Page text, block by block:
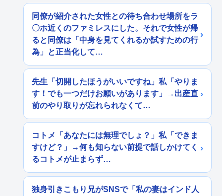
同僚が紹介された女性との待ち合わせ場所をラ
〇ホ近くのファミレスにした。それで女性が帰
ると同僚は「中身を見てくれるか試すための行
為」と正当化して…
先生「切開したほうがいいですね」私「やりま
す！でも一つだけお願いがあります」→出産直
前のやり取りが忘れられなくて…
コトメ「あなたには無理でしょ？」私「できま
すけど？」→何も知らない前提で話しかけてく
るコトメが止まらず…
独身引きこもり兄がSNSで「私の妻はインド人